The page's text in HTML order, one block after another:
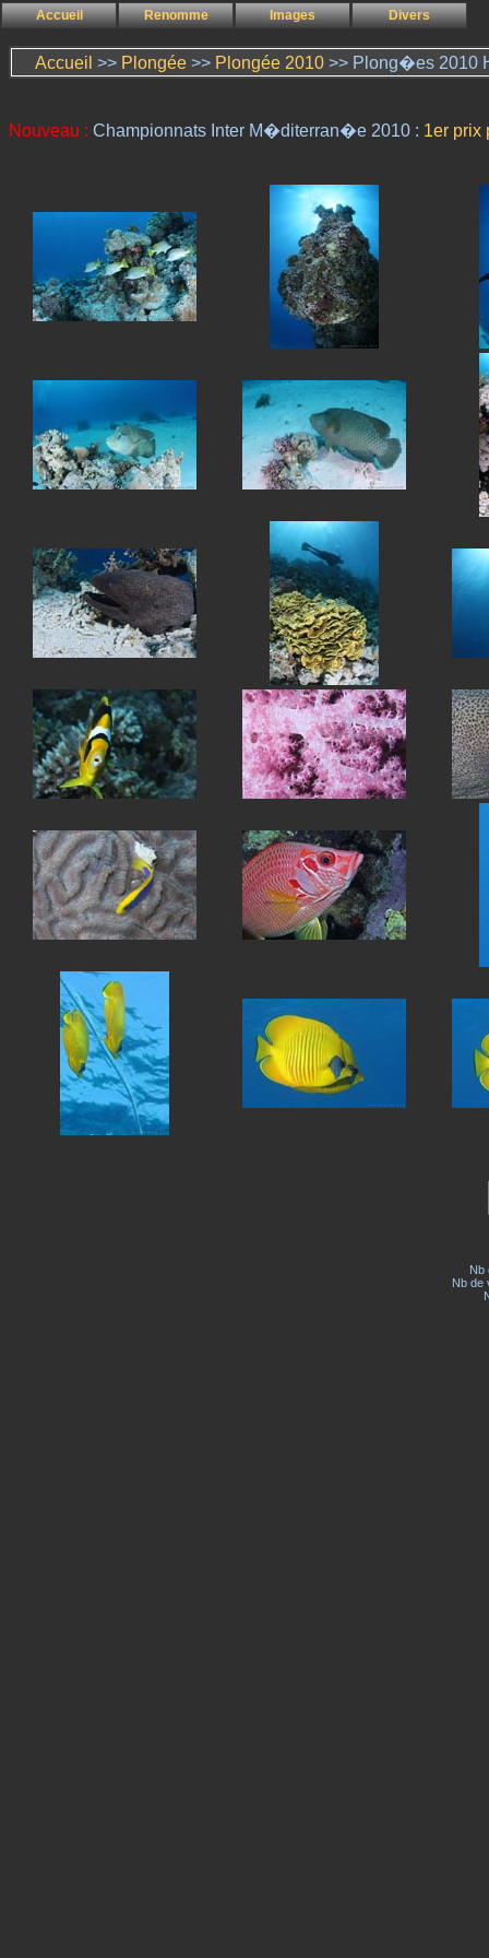
Accueil Renomme Images Divers
Accueil >> Plongée >> Plongée 2010 >> Plong�es 2010
Nouveau : Championnats Inter M�diterran�e 2010 : 1er prix
Nb
Nb de